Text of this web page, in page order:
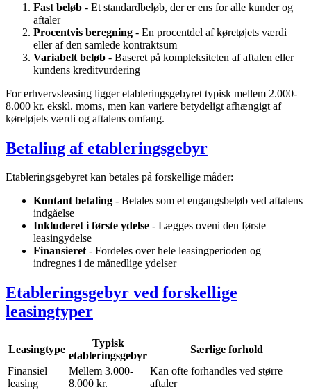
Fast beløb - Et standardbeløb, der er ens for alle kunder og
aftaler
Procentvis beregning - En procentdel af køretøjets værdi
eller af den samlede kontraktsum
Variabelt beløb - Baseret på kompleksiteten af aftalen eller
kundens kreditvurdering
For erhvervsleasing ligger etableringsgebyret typisk mellem 2.000-
8.000 kr. ekskl. moms, men kan variere betydeligt afhængigt af
køretøjets værdi og aftalens omfang.
Betaling af etableringsgebyr
Etableringsgebyret kan betales på forskellige måder:
Kontant betaling - Betales som et engangsbeløb ved aftalens
indgåelse
Inkluderet i første ydelse - Lægges oveni den første
leasingydelse
Finansieret- Fordeles over hele leasingperioden og
indregnes i de månedlige ydelser
Etableringsgebyr ved forskellige
leasingtyper
Leasingtype
Typisk
etableringsgebyr
Særlige forhold
Finansiel
leasing
Mellem 3.000-
8.000 kr.
Kan ofte forhandles ved større
aftaler